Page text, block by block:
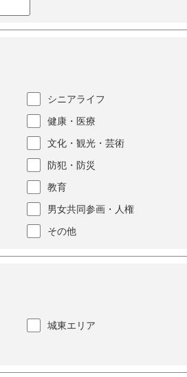
シニアライフ
健康・医療
文化・観光・芸術
防犯・防災
教育
男女共同参画・人権
その他
城東エリア